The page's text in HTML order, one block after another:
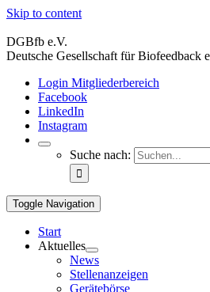
Skip to content
DGBfb e.V.
Deutsche Gesellschaft für Biofeedback
Login Mitgliederbereich
Facebook
LinkedIn
Instagram
Suche nach:
Toggle Navigation
Start
Aktuelles
News
Stellenanzeigen
Gerätebörse